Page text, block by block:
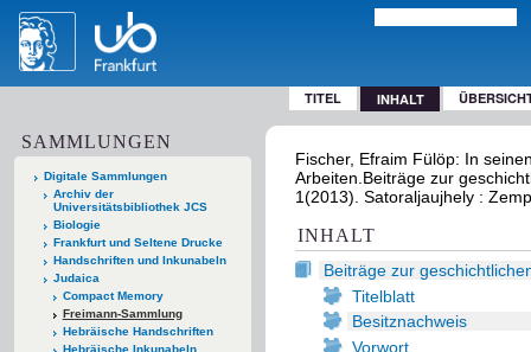
TITEL INHALT
SAMMLUNGEN
Digitale Sammlungen
Archiv der
Universitätsbibliothek JCS
Biologie
Frankfurt und Seltene Drucke
Handschriften und Inkunabeln
Judaica
Compact Memory
Freimann-Sammlung
Hebräische Handschriften
Hebräische Inkunabeln
Fischer, Efraim Fülöp: In
Arbeiten.Beiträge zur
1(2013). Satoraljaujhely :
INHALT
Beiträge zur
Titelblatt
Besitznachweis
Vorwort